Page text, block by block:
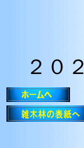
２０